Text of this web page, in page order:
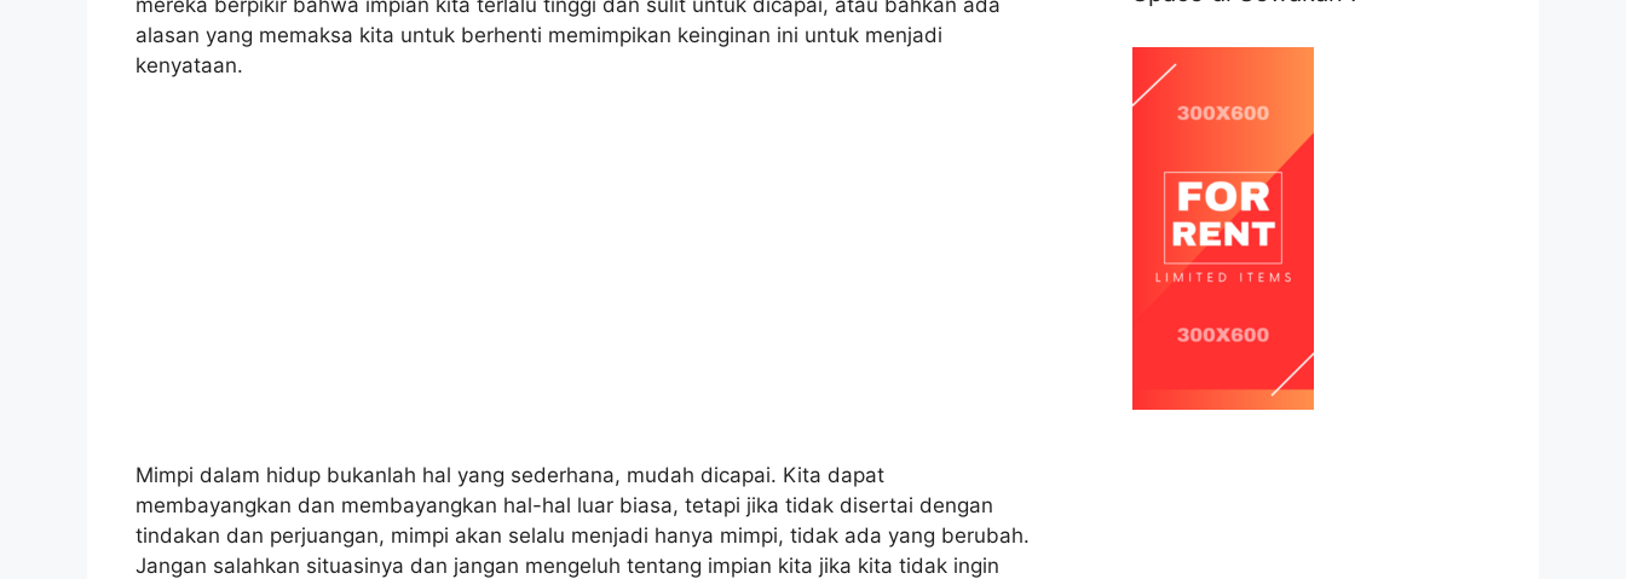
mereka berpikir bahwa impian kita terlalu tinggi dan sulit untuk dicapai, atau bahkan ada
alasan yang memaksa kita untuk berhenti memimpikan keinginan ini untuk menjadi
kenyataan.
Mimpi dalam hidup bukanlah hal yang sederhana, mudah dicapai. Kita dapat
membayangkan dan membayangkan hal-hal luar biasa, tetapi jika tidak disertai dengan
tindakan dan perjuangan, mimpi akan selalu menjadi hanya mimpi, tidak ada yang berubah.
Jangan salahkan situasinya dan jangan mengeluh tentang impian kita jika kita tidak ingin